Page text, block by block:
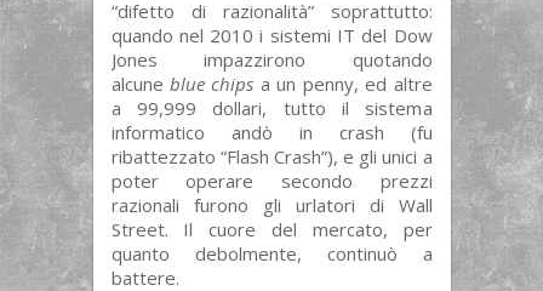
“difetto di razionalità” soprattutto:
quando nel 2010 i sistemi IT del Dow
Jones impazzirono quotando
alcune blue chips a un penny, ed altre
a 99,999 dollari, tutto il sistema
informatico andò in crash (fu
ribattezzato “Flash Crash”), e gli unici a
poter operare secondo prezzi
razionali furono gli urlatori di Wall
Street. Il cuore del mercato, per
quanto debolmente, continuò a
battere.